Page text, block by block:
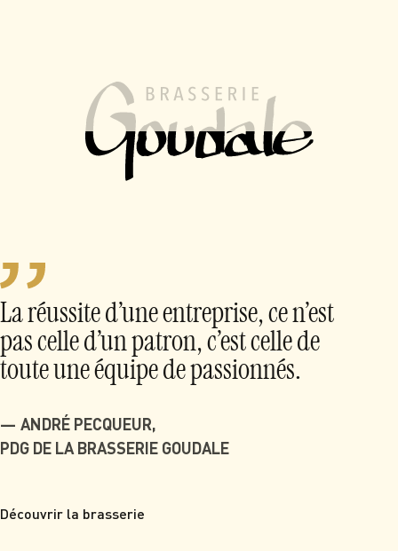
Nous rejoindre
La Brasserie Goudale, c’est une équipe d’hommes et
de femmes amoureux de leur métier.
Ensemble, nous avons tous à cœur de vous offrir des
La réussite d’une entreprise, ce n’est
pas celle d’un patron, c’est celle de
toute une équipe de passionnés.
ANDRÉ PECQUEUR,
PDG DE LA BRASSERIE GOUDALE
Découvrir la brasserie